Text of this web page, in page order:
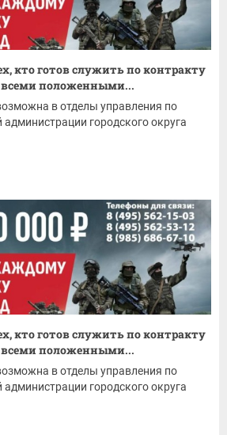
кто готов служить по контракту
всеми положенными...
в отделы управления по
городского округа
кто готов служить по контракту
всеми положенными...
в отделы управления по
городского округа